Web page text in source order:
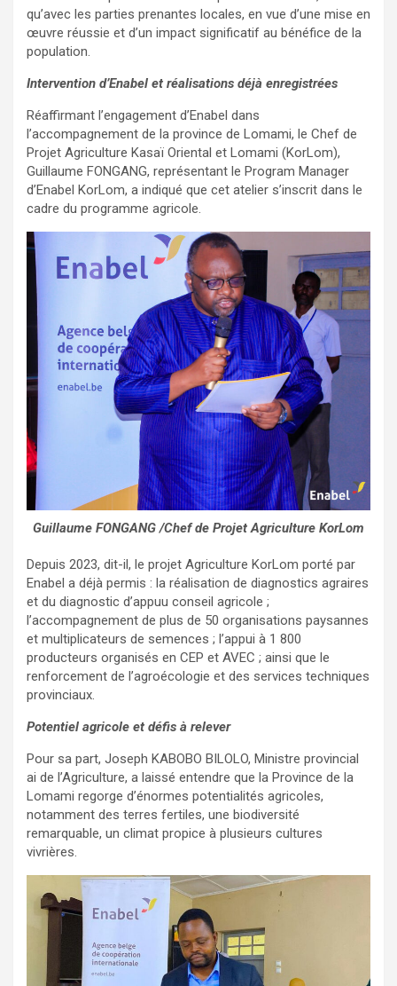
qu’avec les parties prenantes locales, en vue d’une mise en
œuvre réussie et d’un impact significatif au bénéfice de la
population.
Intervention d’Enabel et réalisations déjà enregistrées
Réaffirmant l’engagement d’Enabel dans
l’accompagnement de la province de Lomami, le Chef de
Projet Agriculture Kasaï Oriental et Lomami (KorLom),
Guillaume FONGANG, représentant le Program Manager
d’Enabel KorLom, a indiqué que cet atelier s’inscrit dans le
cadre du programme agricole.
Guillaume FONGANG /Chef de Projet Agriculture KorLom
Depuis 2023, dit-il, le projet Agriculture KorLom porté par
Enabel a déjà permis : la réalisation de diagnostics agraires
et du diagnostic d’appuu conseil agricole ;
l’accompagnement de plus de 50 organisations paysannes
et multiplicateurs de semences ; l’appui à 1 800
producteurs organisés en CEP et AVEC ; ainsi que le
renforcement de l’agroécologie et des services techniques
provinciaux.
Potentiel agricole et défis à relever
Pour sa part, Joseph KABOBO BILOLO, Ministre provincial
ai de l’Agriculture, a laissé entendre que la Province de la
Lomami regorge d’énormes potentialités agricoles,
notamment des terres fertiles, une biodiversité
remarquable, un climat propice à plusieurs cultures
vivrières.